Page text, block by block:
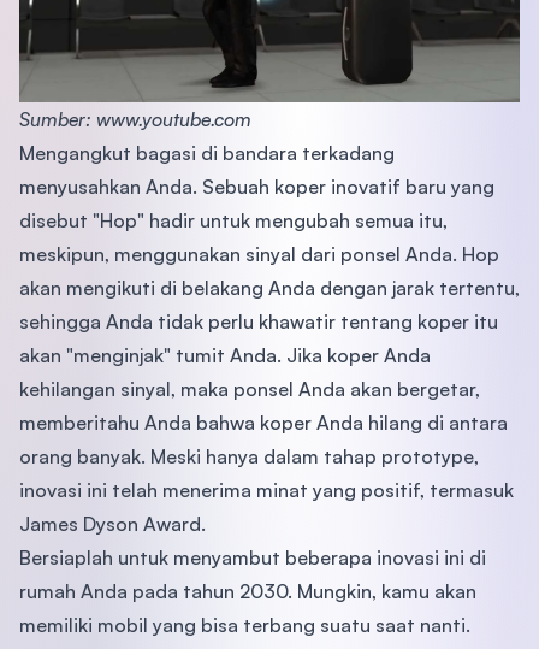
Sumber: www.youtube.com
Mengangkut bagasi di bandara terkadang
menyusahkan Anda. Sebuah koper inovatif baru yang
disebut "Hop" hadir untuk mengubah semua itu,
meskipun, menggunakan sinyal dari ponsel Anda. Hop
akan mengikuti di belakang Anda dengan jarak tertentu,
sehingga Anda tidak perlu khawatir tentang koper itu
akan "menginjak" tumit Anda. Jika koper Anda
kehilangan sinyal, maka ponsel Anda akan bergetar,
memberitahu Anda bahwa koper Anda hilang di antara
orang banyak. Meski hanya dalam tahap prototype,
inovasi ini telah menerima minat yang positif, termasuk
James Dyson Award.
Bersiaplah untuk menyambut beberapa inovasi ini di
rumah Anda pada tahun 2030. Mungkin, kamu akan
memiliki mobil yang bisa terbang suatu saat nanti.